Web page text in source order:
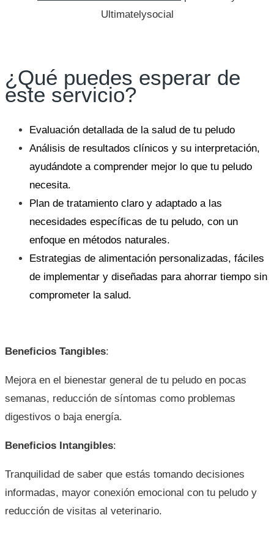
Ultimatelysocial
¿Qué puedes esperar de
este servicio?
Evaluación detallada de la salud de tu peludo
Análisis de resultados clínicos y su interpretación,
ayudándote a comprender mejor lo que tu peludo
necesita.
Plan de tratamiento claro y adaptado a las
necesidades específicas de tu peludo, con un
enfoque en métodos naturales.
Estrategias de alimentación personalizadas, fáciles
de implementar y diseñadas para ahorrar tiempo sin
comprometer la salud.
Beneficios Tangibles:
Mejora en el bienestar general de tu peludo en pocas
semanas, reducción de síntomas como problemas
digestivos o baja energía.
Beneficios Intangibles:
Tranquilidad de saber que estás tomando decisiones
informadas, mayor conexión emocional con tu peludo y
reducción de visitas al veterinario.